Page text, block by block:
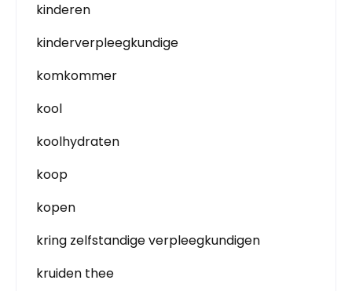
kinderen
kinderverpleegkundige
komkommer
kool
koolhydraten
koop
kopen
kring zelfstandige verpleegkundigen
kruiden thee